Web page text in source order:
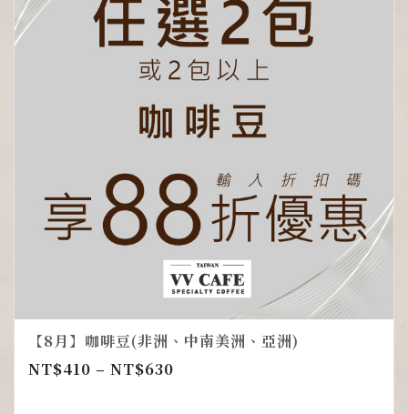
【8月】咖啡豆(非洲、中南美洲、亞洲)
NT$410 – NT$630